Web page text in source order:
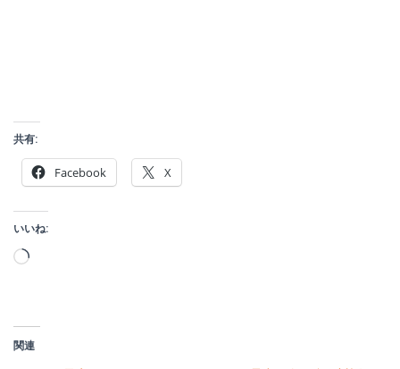
共有:
Facebook X
いいね:
読
み
中…
関連